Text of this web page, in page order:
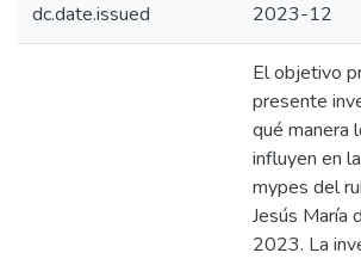
dc.date.issued 2023-12
El objetivo
presente
qué manera
influyen en
mypes del
Jesús María
2023. La